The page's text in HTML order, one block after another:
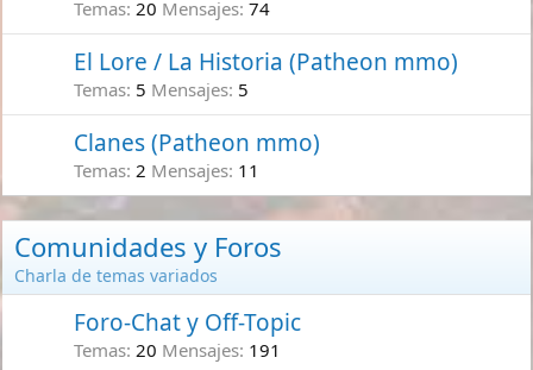
Temas 20 Mensajes 74
El Lore / La Historia (Patheon mmo)
Temas 5 Mensajes 5
Clanes (Patheon mmo)
Temas 2 Mensajes 11
Comunidades y Foros
Charla de temas variados
Foro-Chat y Off-Topic
Temas 20 Mensajes 191